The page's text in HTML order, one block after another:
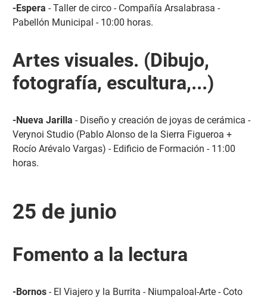
-Espera - Taller de circo - Compañía Arsalabrasa -
Pabellón Municipal - 10:00 horas.
Artes visuales. (Dibujo,
fotografía, escultura,...)
-Nueva Jarilla - Diseño y creación de joyas de cerámica -
Verynoi Studio (Pablo Alonso de la Sierra Figueroa +
Rocío Arévalo Vargas) - Edificio de Formación - 11:00
horas.
25 de junio
Fomento a la lectura
-Bornos- El Viajero y la Burrita - Niumpaloal-Arte - Coto